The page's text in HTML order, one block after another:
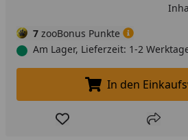
7 zooBonus Punkte
Am Lager, Lieferzeit: 1-2
In den
In den
Produkt zur Teilen